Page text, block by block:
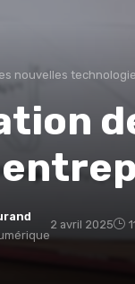
nouvelles
2 avril 2025